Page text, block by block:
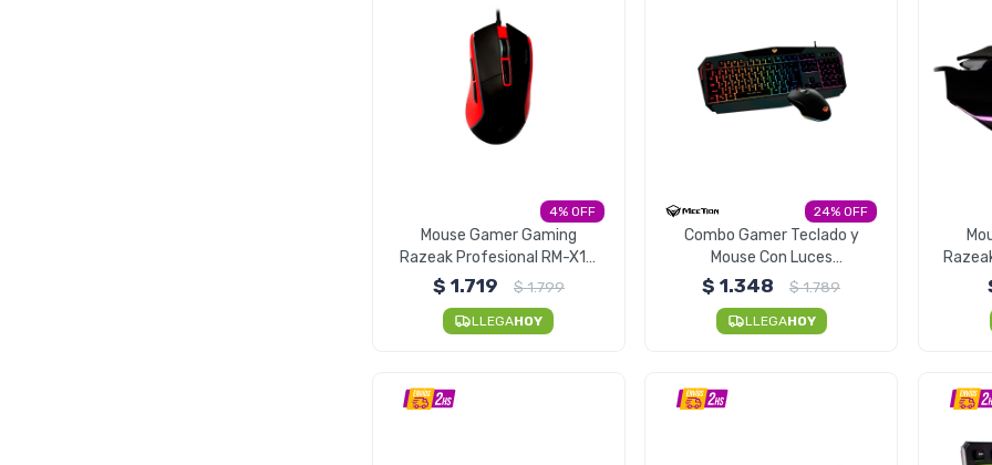
4
Mouse Gamer Gaming
Razeak Profesional RM-X18
Óptico 4000 Dpi
$ 1.719 $1.799
LLEGAHOY
24
Combo Gamer Teclado y
Mouse Con Luces
Retroiluminado Meetion C510
$ 1.348 $1.789
LLEGAHOY